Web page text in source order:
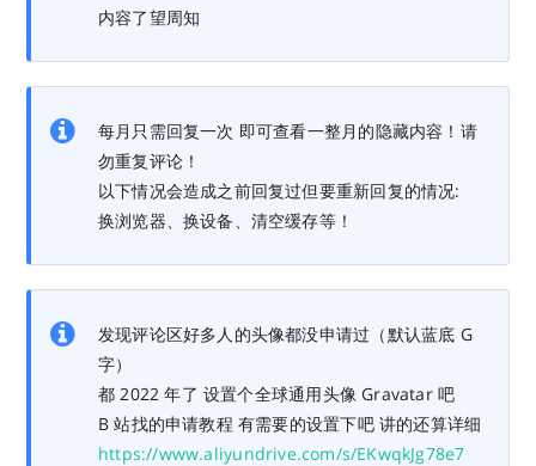
内容了望周知
每月只需回复一次 即可查看一整月的隐藏内容！请
勿重复评论！
以下情况会造成之前回复过但要重新回复的情况:
换浏览器、换设备、清空缓存等！
发现评论区好多人的头像都没申请过（默认蓝底 G
字）
都 2022 年了 设置个全球通用头像 Gravatar 吧
B 站找的申请教程 有需要的设置下吧 讲的还算详细
https://www.aliyundrive.com/s/EKwqkJg78e7